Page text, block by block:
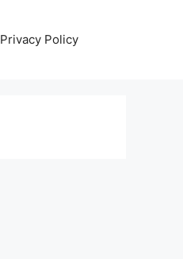
Privacy Policy